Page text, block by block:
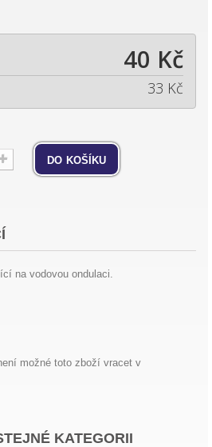
40 Kč
33 Kč
do košíku
na vodovou ondulaci.
možné toto zboží vracet v
KATEGORII